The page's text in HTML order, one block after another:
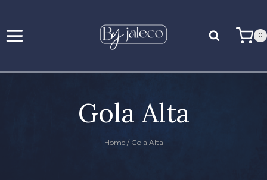
0
Gola Alta
Home / Gola Alta